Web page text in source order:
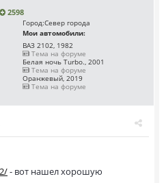
2598
Город:Север города
Мои автомобили:
ВАЗ 2102, 1982
Тема на форуме
Белая ночь Turbo., 2001
Тема на форуме
Оранжевый, 2019
Тема на форуме
- вот нашел хорошую